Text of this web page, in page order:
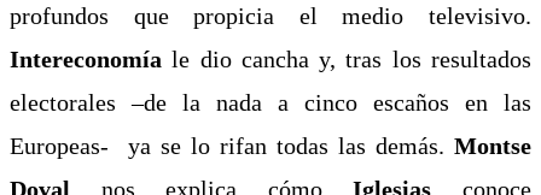
profundos que propicia el medio televisivo.
Intereconomíale dio cancha y, tras los resultados
electorales –de la nada a cinco escaños en las
Europeas- ya se lo rifan todas las demás. Montse
Doval nos explica cómoIglesias conoce